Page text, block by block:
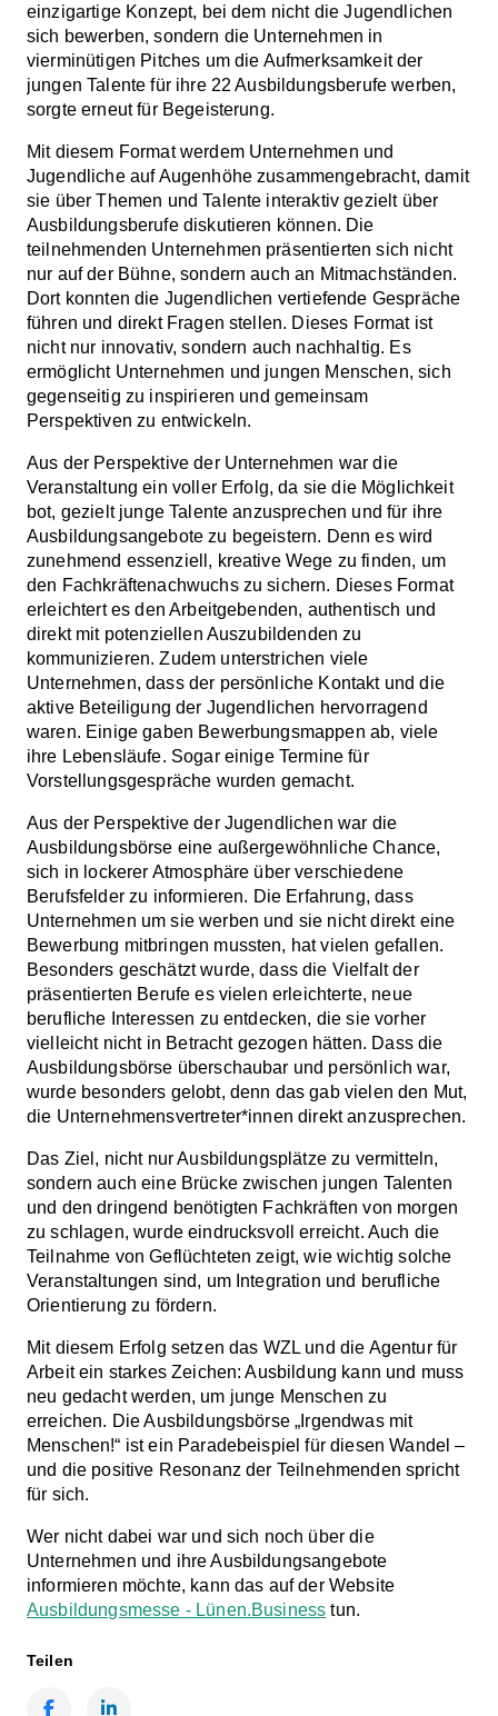
einzigartige Konzept, bei dem nicht die Jugendlichen
sich bewerben, sondern die Unternehmen in
vierminütigen Pitches um die Aufmerksamkeit der
jungen Talente für ihre 22 Ausbildungsberufe werben,
sorgte erneut für Begeisterung.
Mit diesem Format werdem Unternehmen und
Jugendliche auf Augenhöhe zusammengebracht, damit
sie über Themen und Talente interaktiv gezielt über
Ausbildungsberufe diskutieren können. Die
teilnehmenden Unternehmen präsentierten sich nicht
nur auf der Bühne, sondern auch an Mitmachständen.
Dort konnten die Jugendlichen vertiefende Gespräche
führen und direkt Fragen stellen. Dieses Format ist
nicht nur innovativ, sondern auch nachhaltig. Es
ermöglicht Unternehmen und jungen Menschen, sich
gegenseitig zu inspirieren und gemeinsam
Perspektiven zu entwickeln.
Aus der Perspektive der Unternehmen war die
Veranstaltung ein voller Erfolg, da sie die Möglichkeit
bot, gezielt junge Talente anzusprechen und für ihre
Ausbildungsangebote zu begeistern. Denn es wird
zunehmend essenziell, kreative Wege zu finden, um
den Fachkräftenachwuchs zu sichern. Dieses Format
erleichtert es den Arbeitgebenden, authentisch und
direkt mit potenziellen Auszubildenden zu
kommunizieren. Zudem unterstrichen viele
Unternehmen, dass der persönliche Kontakt und die
aktive Beteiligung der Jugendlichen hervorragend
waren. Einige gaben Bewerbungsmappen ab, viele
ihre Lebensläufe. Sogar einige Termine für
Vorstellungsgespräche wurden gemacht.
Aus der Perspektive der Jugendlichen war die
Ausbildungsbörse eine außergewöhnliche Chance,
sich in lockerer Atmosphäre über verschiedene
Berufsfelder zu informieren. Die Erfahrung, dass
Unternehmen um sie werben und sie nicht direkt eine
Bewerbung mitbringen mussten, hat vielen gefallen.
Besonders geschätzt wurde, dass die Vielfalt der
präsentierten Berufe es vielen erleichterte, neue
berufliche Interessen zu entdecken, die sie vorher
vielleicht nicht in Betracht gezogen hätten. Dass die
Ausbildungsbörse überschaubar und persönlich war,
wurde besonders gelobt, denn das gab vielen den Mut,
die Unternehmensvertreter*innen direkt anzusprechen.
Das Ziel, nicht nur Ausbildungsplätze zu vermitteln,
sondern auch eine Brücke zwischen jungen Talenten
und den dringend benötigten Fachkräften von morgen
zu schlagen, wurde eindrucksvoll erreicht. Auch die
Teilnahme von Geflüchteten zeigt, wie wichtig solche
Veranstaltungen sind, um Integration und berufliche
Orientierung zu fördern.
Mit diesem Erfolg setzen das WZL und die Agentur für
Arbeit ein starkes Zeichen: Ausbildung kann und muss
neu gedacht werden, um junge Menschen zu
erreichen. Die Ausbildungsbörse „Irgendwas mit
Menschen!“ ist ein Paradebeispiel für diesen Wandel –
und die positive Resonanz der Teilnehmenden spricht
für sich.
Wer nicht dabei war und sich noch über die
Unternehmen und ihre Ausbildungsangebote
informieren möchte, kann das auf der Website
Ausbildungsmesse - Lünen.Business tun.
Teilen